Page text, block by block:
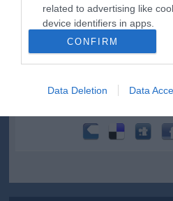
related to advertising like
device identifiers in apps.
I want to allow my user data
Google for online advertising
I want to allow Google to
I want to allow Google to
CONFIRM
Data Deletion Data